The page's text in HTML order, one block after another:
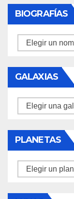
BIOGRAFÍAS
Biografías
GALAXIAS
Galaxias
PLANETAS
Planetas